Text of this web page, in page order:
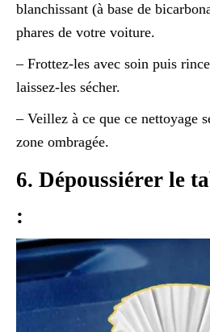
blanchissant (à base de
phares de votre voiture.
– Frottez-les avec soin puis
laissez-les sécher.
– Veillez à ce que ce nettoyage
zone ombragée.
6. Dépoussiérer le
: